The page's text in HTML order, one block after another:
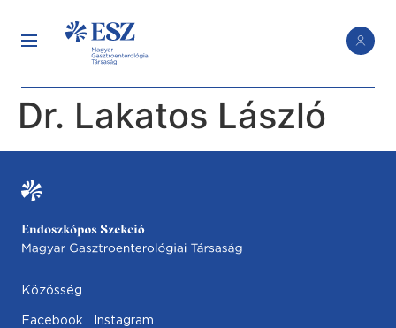
Dr. Lakatos László
Közösség
Facebook Instagram